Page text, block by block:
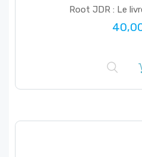
Root JDR : Le